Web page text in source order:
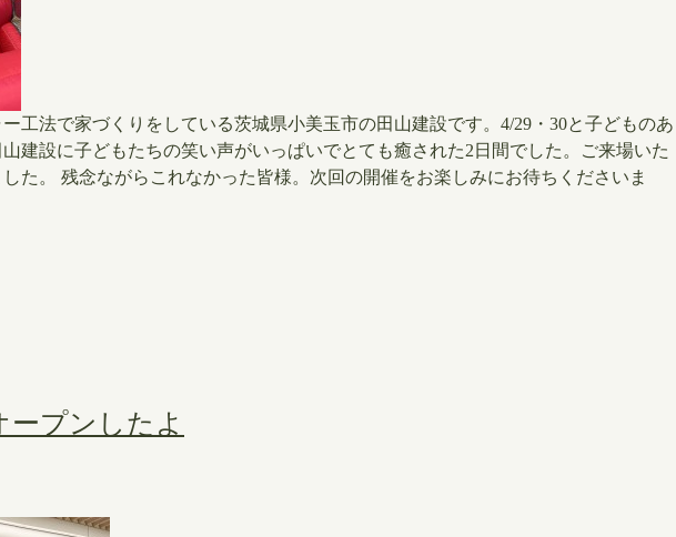
工法で家づくりをしている茨城県小美玉市の田山建設です。4/29・30と子どものあ
建設に子どもたちの笑い声がいっぱいでとても癒された2日間でした。ご来場いた
た。 残念ながらこれなかった皆様。次回の開催をお楽しみにお待ちくださいま
プンしたよ